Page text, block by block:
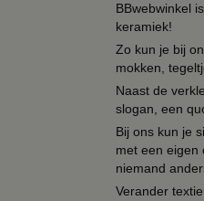
BBwebwinkel
keramiek!
Zo kun je bij
mokken,
Naast de
slogan, een
Bij ons kun je
met een eigen
niemand
Verander